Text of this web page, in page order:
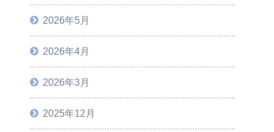
2026年5月
2026年4月
2026年3月
2025年12月